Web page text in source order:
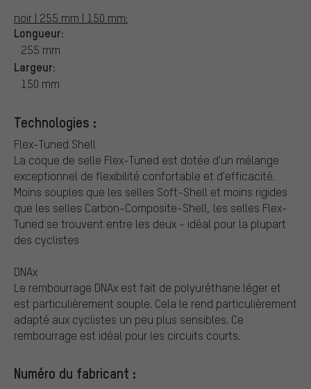
noir | 255 mm | 150 mm:
Longueur:
255 mm
Largeur:
150 mm
Technologies :
Flex-Tuned Shell
La coque de selle Flex-Tuned est dotée d'un mélange
exceptionnel de flexibilité confortable et d'efficacité.
Moins souples que les selles Soft-Shell et moins rigides
que les selles Carbon-Composite-Shell, les selles Flex-
Tuned se trouvent entre les deux - idéal pour la plupart
des cyclistes
DNAx
Le rembourrage DNAx est fait de polyuréthane léger et
est particulièrement souple. Cela le rend particulièrement
adapté aux cyclistes un peu plus sensibles. Ce
rembourrage est idéal pour les circuits courts.
Numéro du fabricant :